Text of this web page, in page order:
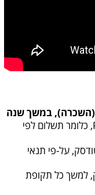
(השכרה), במשך שנה
במתכונת Pay as you go, כלומר תשלום לפי
על-פי תנאי
למשך כל תקופת